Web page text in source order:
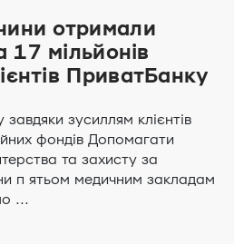
отримали
мільйонів
ПриватБанку
зусиллям клієнтів
фондів Допомагати
та захисту за
п ятьом медичним закладам
...